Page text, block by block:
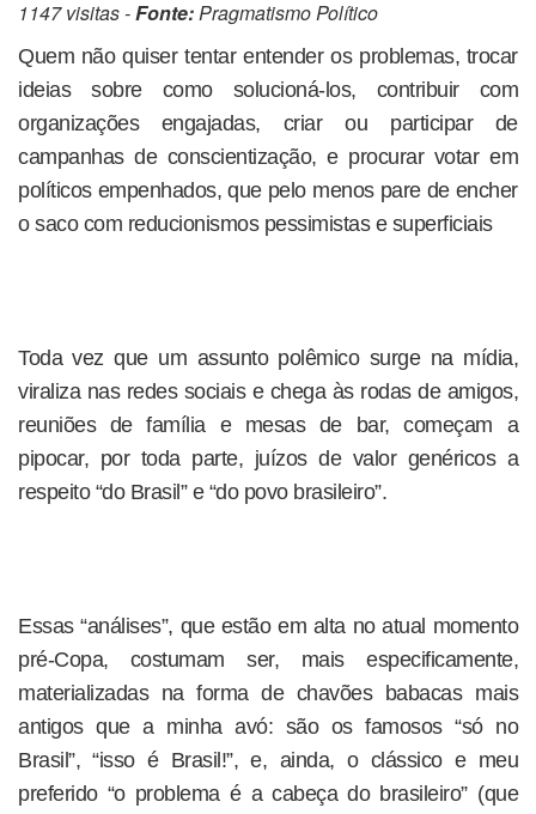
1147 visitas -Fonte:Pragmatismo Político
Quem não quiser tentar entender os problemas, trocar
ideias sobre como solucioná-los, contribuir com
organizações engajadas, criar ou participar de
campanhas de conscientização, e procurar votar em
políticos empenhados, que pelo menos pare de encher
o saco com reducionismos pessimistas e superficiais
Toda vez que um assunto polêmico surge na mídia,
viraliza nas redes sociais e chega às rodas de amigos,
reuniões de família e mesas de bar, começam a
pipocar, por toda parte, juízos de valor genéricos a
respeito “do Brasil” e “do povo brasileiro”.
Essas “análises”, que estão em alta no atual momento
pré-Copa, costumam ser, mais especificamente,
materializadas na forma de chavões babacas mais
antigos que a minha avó: são os famosos “só no
Brasil”, “isso é Brasil!”, e, ainda, o clássico e meu
preferido “o problema é a cabeça do brasileiro” (que